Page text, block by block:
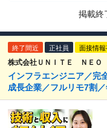
掲載終
終了間近 正社員 面接情報
株式会社ＵＮＩＴＥ ＮＥＯ
インフラエンジニア／完
成長企業／フルリモ7割